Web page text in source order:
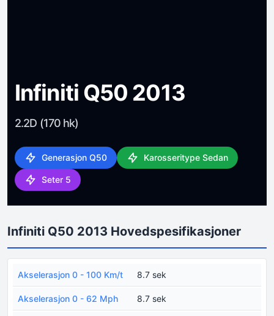
Infiniti Q50 2013
2.2D (170 hk)
Generasjon Q50 Karosseritype Sedan
Seter 5
Infiniti Q50 2013 Hovedspesifikasjoner
Akselerasjon 0 - 100 Km/t 8.7 sek
Akselerasjon 0 - 62 Mph 8.7 sek